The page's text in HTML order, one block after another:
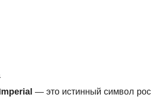
— это истинный символ